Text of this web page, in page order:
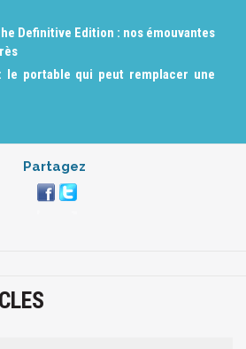
Definitive Edition : nos émouvantes
le portable qui peut remplacer une
Partagez